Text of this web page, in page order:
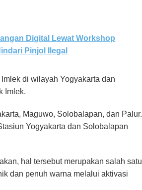
Digital Lewat Workshop
Pinjol Ilegal
di wilayah Yogyakarta dan
Imlek.
Maguwo, Solobalapan, dan Palur.
Yogyakarta dan Solobalapan
hal tersebut merupakan salah satu
dan penuh warna melalui aktivasi